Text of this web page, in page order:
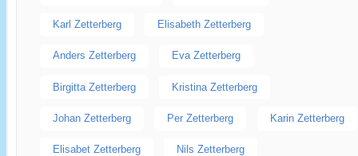
Karl Zetterberg Elisabeth Zetterberg
Anders Zetterberg Eva Zetterberg
Birgitta Zetterberg Kristina Zetterberg
Johan Zetterberg Per Zetterberg Karin Zetterberg
Elisabet Zetterberg Nils Zetterberg